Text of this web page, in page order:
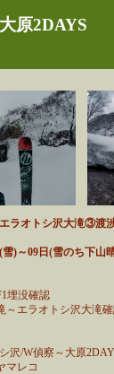
原2DAYS
ラオトシ沢大滝③渡
雪)～09日(雪のち下山
埋没確認
～エラオトシ沢大滝
沢/W偵察～大原
マレコ